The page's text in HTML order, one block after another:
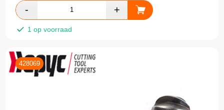
1 op voorraad
428069